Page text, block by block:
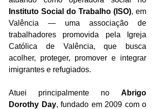
Instituto Social do Trabalho (ISO), em
Valência — uma associação de
trabalhadores promovida pela Igreja
Católica de Valência, que busca
acolher, proteger, promover e integrar
imigrantes e refugiados.
Atuei principalmente no Abrigo
Dorothy Day, fundado em 2009 com o